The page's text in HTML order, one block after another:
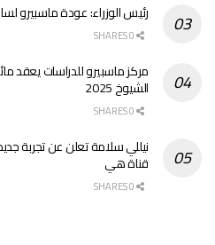
رئيس الوزراء: عودة ماسبيرو
مركز ماسبيرو للدراسات يعقد
الشيوخ 2025
نيللي سلامة تعلن عن تجربة
قناة هي